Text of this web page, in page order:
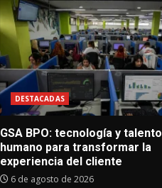
DESTACADAS
GSA BPO: tecnología y talento
humano para transformar la
experiencia del cliente
6 de agosto de 2026